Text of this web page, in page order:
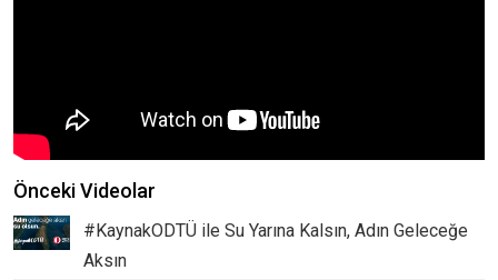
Önceki Videolar
#KaynakODTÜ ile Su Yarına Kalsın, Adın Geleceğe
Aksın